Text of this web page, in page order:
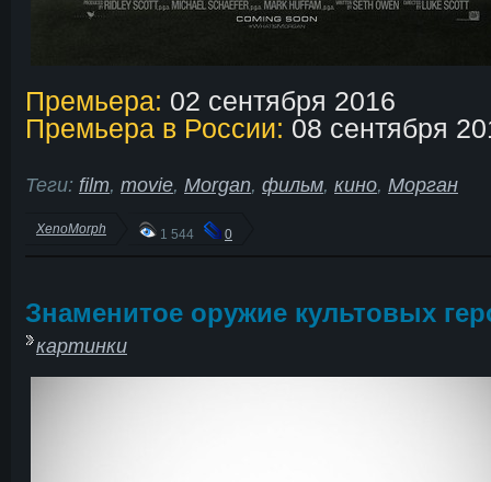
Премьера: 02 сентября 2016
Премьера в России: 08 сентября
Теги: film, movie, Morgan, фильм, кино, Морган
XenoMorph 1 544 0
Знаменитое оружие культовых
картинки